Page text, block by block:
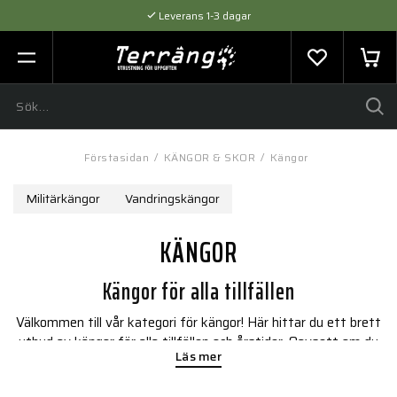
Leverans 1-3 dagar
Flexibel betalning med SVEA
Expertråd & Kvalitetsprodukter
Förstasidan / KÄNGOR & SKOR / Kängor
Militärkängor Vandringskängor
KÄNGOR
Kängor för alla tillfällen
Välkommen till vår kategori för kängor! Här hittar du ett brett
utbud av kängor för alla tillfällen och årstider. Oavsett om du
behöver varma vinterkängor, robusta vandringskängor eller
Läs mer